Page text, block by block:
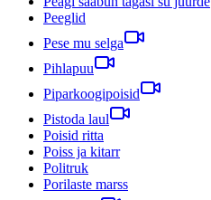
Peeglid
Pese mu selga
Pihlapuu
Piparkoogipoisid
Pistoda laul
Poisid ritta
Poiss ja kitarr
Politruk
Porilaste marss